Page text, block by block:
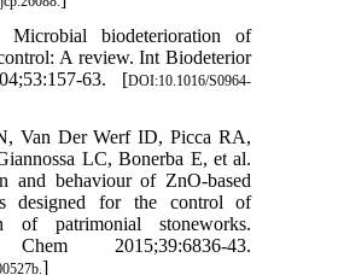
biodeterioration of
A review. Int Biodeterior
63. [DOI:10.1016/S0964-
Van Der Werf ID, Picca RA,
LC, Bonerba E, et al.
and behaviour of ZnO-based
designed for the control of
of patrimonial stoneworks.
2015;39:6836-43.
]